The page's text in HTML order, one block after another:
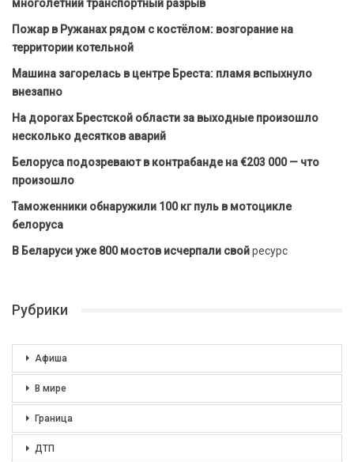
многолетний транспортный разрыв
Пожар в Ружанах рядом с костёлом: возгорание на
территории котельной
Машина загорелась в центре Бреста: пламя вспыхнуло
внезапно
На дорогах Брестской области за выходные произошло
несколько десятков аварий
Белоруса подозревают в контрабанде на €203 000 — что
произошло
Таможенники обнаружили 100 кг пуль в мотоцикле
белоруса
В Беларуси уже 800 мостов исчерпали свойресурс
Рубрики
Афиша
В мире
Граница
ДТП